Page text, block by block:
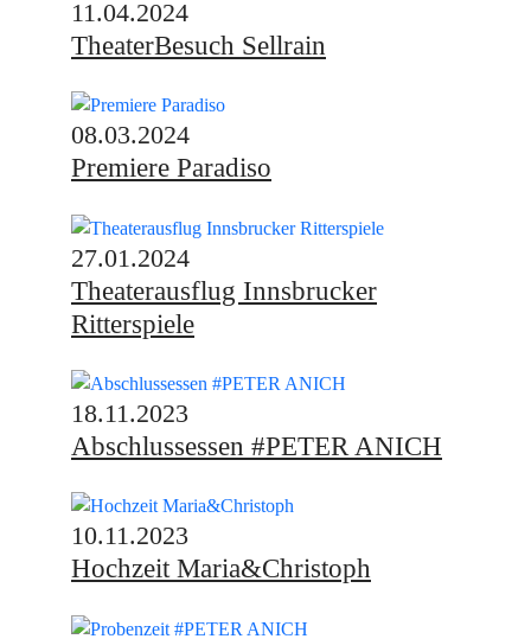
11.04.2024
TheaterBesuch Sellrain
08.03.2024
Premiere Paradiso
27.01.2024
Theaterausflug Innsbrucker
Ritterspiele
18.11.2023
Abschlussessen #PETER ANICH
10.11.2023
Hochzeit Maria&Christoph